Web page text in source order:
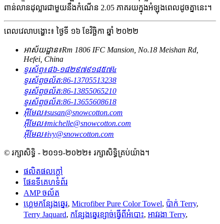
ពាន់លានដុល្លារជាមួយនឹងកំណើន 2.05 ភាគរយក្នុងអំឡុងពេលដូចគ្នានេះ។
ពេលវេលាបង្ហោះ៖ ថ្ងៃទី ១៦ ខែវិច្ឆិកា ឆ្នាំ ២០២២
អាស័យដ្ឋាន៖Rm 1806 IFC Mansion, No.18 Meishan Rd,
Hefei, China
ទូរស័ព្ទ៖៨៦-១៨២៩៧៩១៨៥៧៤
ទូរស័ព្ទចល័ត:86-13705513238
ទូរស័ព្ទចល័ត:86-13855065210
ទូរស័ព្ទចល័ត:86-13655608618
អ៊ីមែល៖susan@snowcotton.com
អ៊ីមែល៖michelle@snowcotton.com
អ៊ីមែល៖ivy@snowcotton.com
© រក្សាសិទ្ធិ - ២០១១-២០២២៖ រក្សាសិទ្ធិគ្រប់យ៉ាង។
ផលិតផលក្តៅ
ផែនទីគេហទំព័រ
AMP ចល័ត
ហ្គេមកន្សែងឆ្នេរ, Microfiber Pure Color Towel, ប៉ាក់ Terry,
Terry Jaquard, កន្សែងឆ្នេរខ្សាច់ធ្វើពីអំបោះ, អាវរងា Terry,